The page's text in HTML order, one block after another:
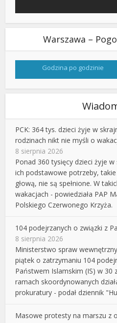
Warszawa –
Godzina po godzinie
PCK: 364 tys. dzieci żyje w
rodzinach nikt nie myśli o
8 sierpnia 2026
Ponad 360 tysięcy dzieci żyje
ich podstawowe potrzeby,
głową, nie są spełnione. W
wakacjach - powiedziała PAP
Polskiego Czerwonego Krzyża.
104 podejrzanych o związki z
8 sierpnia 2026
Ministerstwo spraw
piątek o zatrzymaniu 104
Państwem Islamskim (IS) w 30
ramach skoordynowanych
prokuratury - podał dziennik
Masowe protesty na marszu z